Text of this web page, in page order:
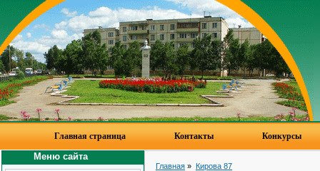
Главная страница Контакты Конкурсы
Меню сайта
Главная » Кирова 87